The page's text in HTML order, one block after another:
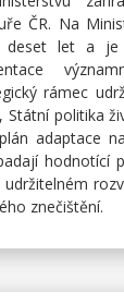
ČR. Na
deset let a je
rámec
Státní politika
adaptace
hodnotící
znečištění.